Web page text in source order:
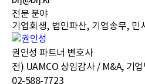
전문 분야
기업회생, 법인파산, 기업송무, 민
권인성파트너 변호사
전) UAMCO 상임감사 / M&A, 기
02-588-7723